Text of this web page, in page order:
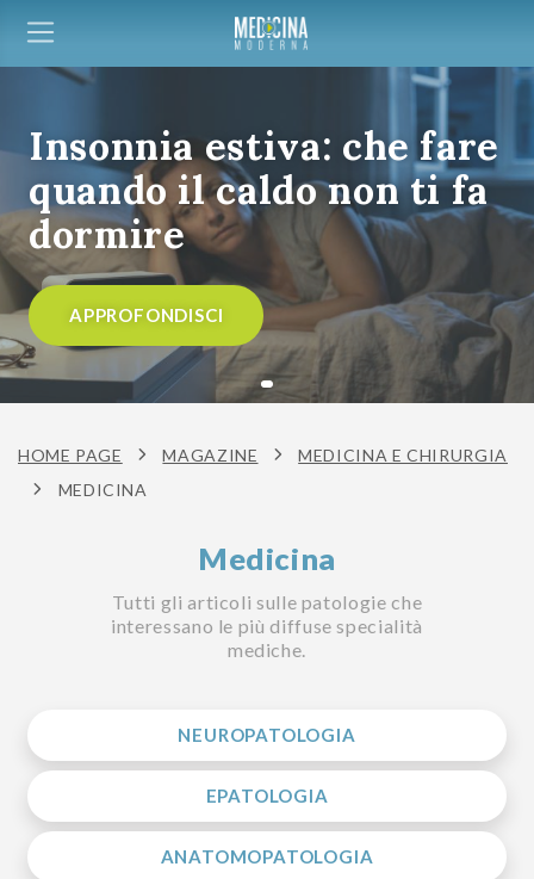
Insonnia estiva: che fare
quando il caldo non ti fa
dormire
APPROFONDISCI
HOME PAGE MAGAZINE
MEDICINA E CHIRURGIA
MEDICINA
Medicina
Tutti gli articoli sulle patologie che
interessano le più diffuse specialità
mediche.
NEUROPATOLOGIA
EPATOLOGIA
ANATOMOPATOLOGIA